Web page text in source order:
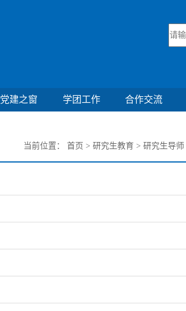
党建之窗 学团工作 合作交流
当前位置： 首页 > 研究生教育 > 研究生导师